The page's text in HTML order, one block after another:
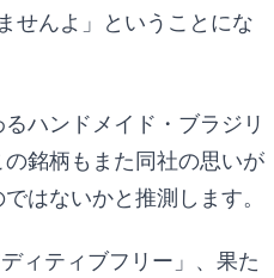
せんよ」ということにな
ハンドメイド・ブラジリ
銘柄もまた同社の思いが
はないかと推測します。
ィティブフリー」、果た